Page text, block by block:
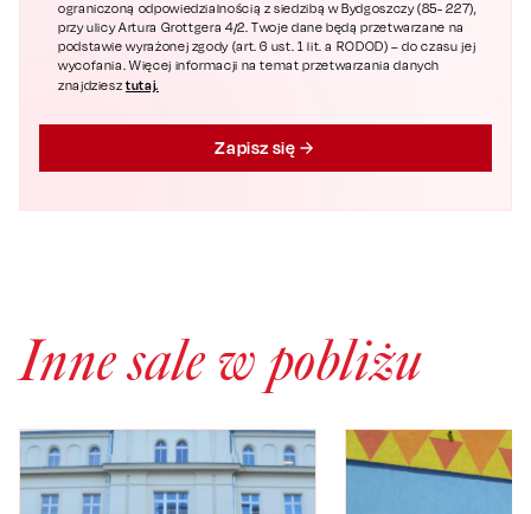
ograniczoną odpowiedzialnością z siedzibą w Bydgoszczy (85- 227),
przy ulicy Artura Grottgera 4/2. Twoje dane będą przetwarzane na
podstawie wyrażonej zgody (art. 6 ust. 1 lit. a RODOD) – do czasu jej
wycofania. Więcej informacji na temat przetwarzania danych
znajdziesztutaj.
Zapisz się
Inne sale w pobliżu